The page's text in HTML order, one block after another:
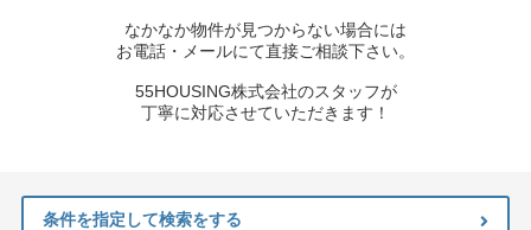
なかなか物件が見つからない場合には
お電話・メールにて直接ご相談下さい。
55HOUSING株式会社のスタッフが
丁寧に対応させていただきます！
条件を指定して検索をする